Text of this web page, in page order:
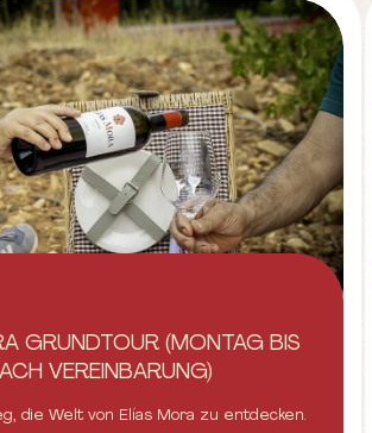
GRUNDTOUR (MONTAG BIS
VEREINBARUNG)
die Welt von Elías Mora zu entdecken.